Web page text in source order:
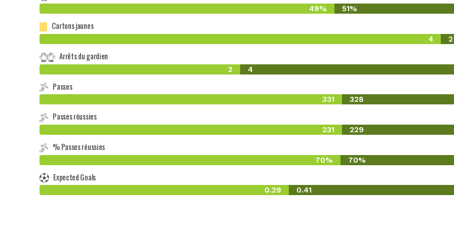
49% 51%
Cartons jaunes
4 2
Arrêts du gardien
2 4
Passes
331 328
Passes réussies
231 229
% Passes réussies
70% 70%
Expected Goals
0.29 0.41